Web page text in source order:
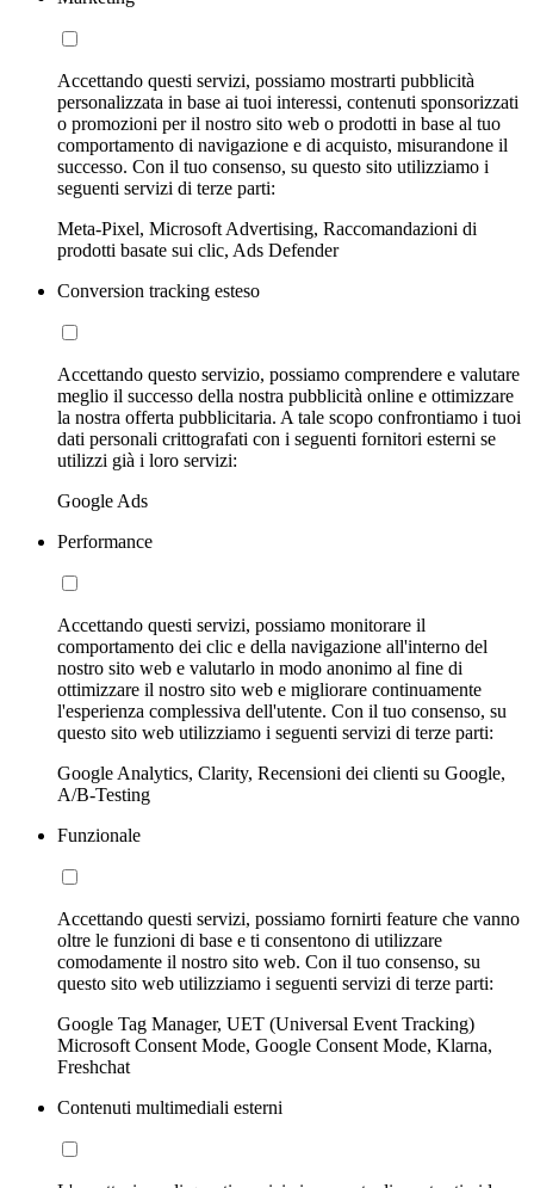
Accettando questi servizi, possiamo mostrarti pubblicità
personalizzata in base ai tuoi interessi, contenuti sponsorizzati
o promozioni per il nostro sito web o prodotti in base al tuo
comportamento di navigazione e di acquisto, misurandone il
successo. Con il tuo consenso, su questo sito utilizziamo i
seguenti servizi di terze parti:
Meta-Pixel, Microsoft Advertising, Raccomandazioni di
prodotti basate sui clic, Ads Defender
Conversion tracking esteso
Accettando questo servizio, possiamo comprendere e valutare
meglio il successo della nostra pubblicità online e ottimizzare
la nostra offerta pubblicitaria. A tale scopo confrontiamo i tuoi
dati personali crittografati con i seguenti fornitori esterni se
utilizzi già i loro servizi:
Google Ads
Performance
Accettando questi servizi, possiamo monitorare il
comportamento dei clic e della navigazione all'interno del
nostro sito web e valutarlo in modo anonimo al fine di
ottimizzare il nostro sito web e migliorare continuamente
l'esperienza complessiva dell'utente. Con il tuo consenso, su
questo sito web utilizziamo i seguenti servizi di terze parti:
Google Analytics, Clarity, Recensioni dei clienti su Google,
A/B-Testing
Funzionale
Accettando questi servizi, possiamo fornirti feature che vanno
oltre le funzioni di base e ti consentono di utilizzare
comodamente il nostro sito web. Con il tuo consenso, su
questo sito web utilizziamo i seguenti servizi di terze parti:
Google Tag Manager, UET (Universal Event Tracking)
Microsoft Consent Mode, Google Consent Mode, Klarna,
Freshchat
Contenuti multimediali esterni